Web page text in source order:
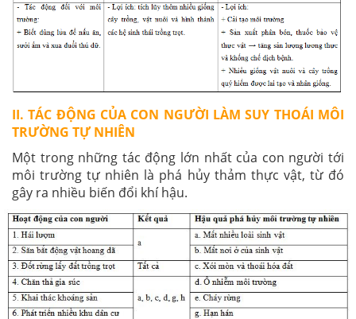
II. TÁC ĐỘNG CỦA CON NGƯỜI LÀM SUY THOÁI MÔI
TRƯỜNG TỰ NHIÊN
Một trong những tác động lớn nhất của con người tới
môi trường tự nhiên là phá hủy thảm thực vật, từ đó
gây ra nhiều biến đổi khí hậu.